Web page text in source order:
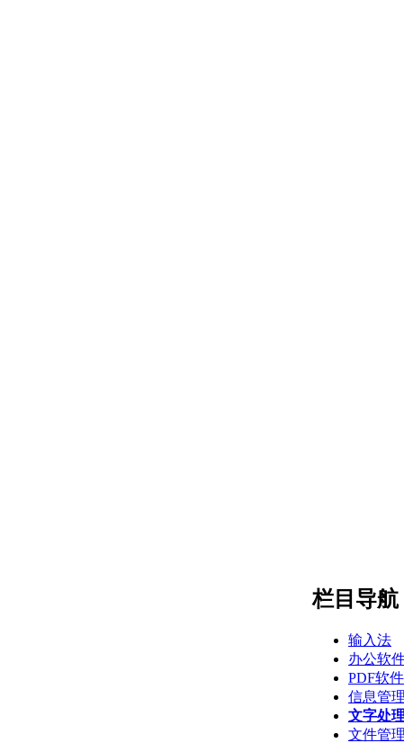
栏目导航
输入法
办公软
PDF软件
信息管理
文字处理
文件管理